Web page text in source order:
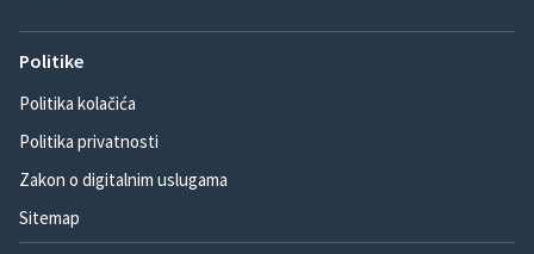
Politike
Politika kolačića
Politika privatnosti
Zakon o digitalnim uslugama
Sitemap